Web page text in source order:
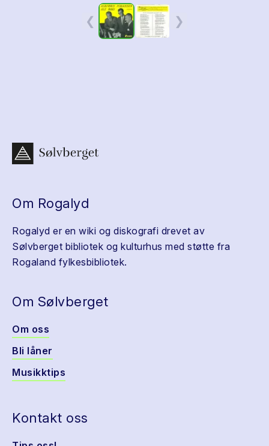
❮ ❯
Om Rogalyd
Rogalyd er en wiki og diskografi drevet av
Sølvberget bibliotek og kulturhus med støtte fra
Rogaland fylkesbibliotek.
Om Sølvberget
Om oss
Bli låner
Musikktips
Kontakt oss